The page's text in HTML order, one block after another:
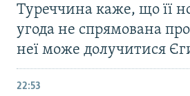
Туреччина каже, що її
угода не спрямована
неї може долучитися
22:53